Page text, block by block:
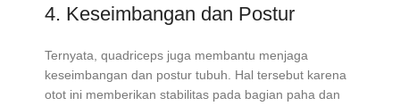
4. Keseimbangan dan Postur
Ternyata, quadriceps juga membantu menjaga
keseimbangan dan postur tubuh. Hal tersebut karena
otot ini memberikan stabilitas pada bagian paha dan